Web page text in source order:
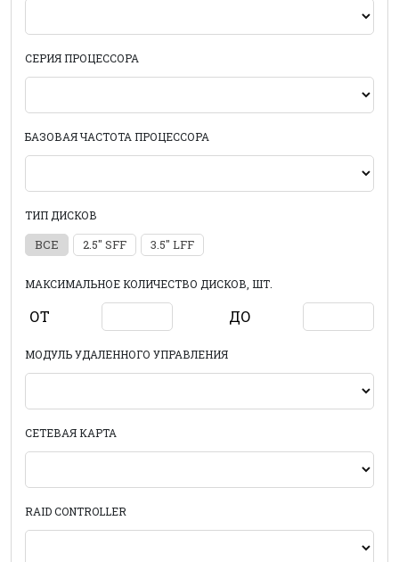
СЕРИЯ ПРОЦЕССОРА
БАЗОВАЯ ЧАСТОТА ПРОЦЕССОРА
ТИП ДИСКОВ
ВСЕ 2.5" SFF 3.5" LFF
МАКСИМАЛЬНОЕ КОЛИЧЕСТВО ДИСКОВ, ШТ.
ОТ ДО
МОДУЛЬ УДАЛЕННОГО УПРАВЛЕНИЯ
СЕТЕВАЯ КАРТА
RAID CONTROLLER